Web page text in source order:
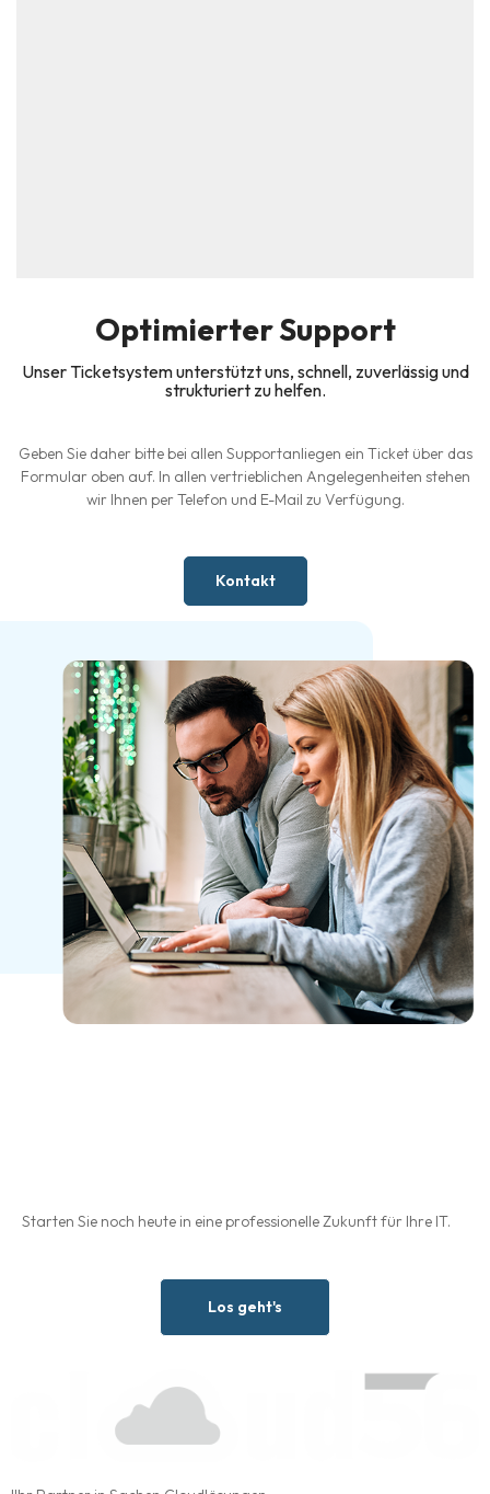
Optimierter Support
Unser Ticketsystem unterstützt uns, schnell, zuverlässig und
strukturiert zu helfen.
Geben Sie daher bitte bei allen Supportanliegen ein Ticket über das
Formular oben auf. In allen vertrieblichen Angelegenheiten stehen
wir Ihnen per Telefon und E-Mail zu Verfügung.
Kontakt
Starten Sie noch heute in eine professionelle Zukunft für Ihre IT.
Los geht's